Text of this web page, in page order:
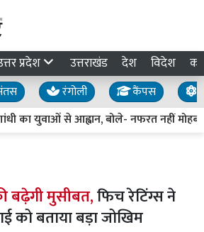
प्रदेश उत्तराखंड देश विदेश
रंगोली कैंपस
का युवाओं से आह्वान, बोले- नफरत नहीं
बढ़ेगी मुसीबत,फिच रेटिंग्स ने
को बताया बड़ा जोखिम